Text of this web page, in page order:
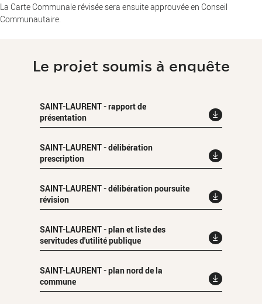
La Carte Communale révisée sera ensuite approuvée en Conseil
Communautaire.
Le projet soumis à enquête
SAINT-LAURENT - rapport de
présentation
SAINT-LAURENT - délibération
prescription
SAINT-LAURENT - délibération poursuite
révision
SAINT-LAURENT - plan et liste des
servitudes d'utilité publique
SAINT-LAURENT - plan nord de la
commune